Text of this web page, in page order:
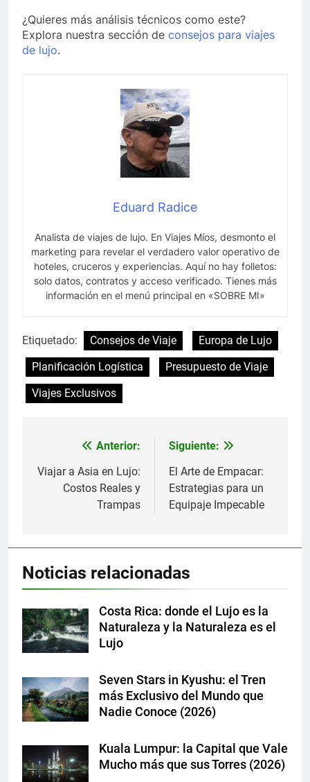
¿Quieres más análisis técnicos como este?
Explora nuestra sección de consejos para viajes
de lujo.
Eduard Radice
Analista de viajes de lujo. En Viajes Míos, desmonto el
marketing para revelar el verdadero valor operativo de
hoteles, cruceros y experiencias. Aquí no hay folletos:
solo datos, contratos y acceso verificado. Tienes más
información en el menú principal en «SOBRE MI»
Etiquetado: Consejos de Viaje
Europa de Lujo
Planificación Logística
Presupuesto de Viaje
Viajes Exclusivos
Navegación
de
entradas
Anterior:
Viajar a Asia en Lujo:
Costos Reales y
Trampas
Siguiente:
El Arte de Empacar:
Estrategias para un
Equipaje Impecable
Noticias relacionadas
Costa Rica: donde el Lujo es la
Naturaleza y la Naturaleza es el
Lujo
Seven Stars in Kyushu: el Tren
más Exclusivo del Mundo que
Nadie Conoce (2026)
Kuala Lumpur: la Capital que Vale
Mucho más que sus Torres (2026)